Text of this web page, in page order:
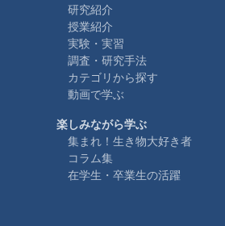
研究紹介
授業紹介
実験・実習
調査・研究手法
カテゴリから探す
動画で学ぶ
楽しみながら学ぶ
集まれ！生き物大好き者
コラム集
在学生・卒業生の活躍